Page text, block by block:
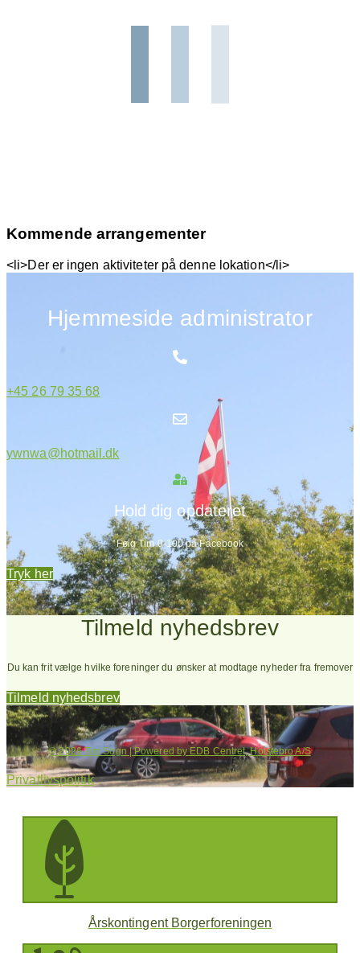
Kommende arrangementer
<li>Der er ingen aktiviteter på denne lokation</li>
Hjemmeside administrator
+45 26 79 35 68
ywnwa@hotmail.dk
Hold dig opdateret
Følg Tim 0-100 på Facebook
Tryk her
Tilmeld nyhedsbrev
Du kan frit vælge hvilke foreninger du ønsker at modtage nyheder fra fremover
Tilmeld nyhedsbrev
© 2026 Tim Sogn | Powered by EDB Centret, Holstebro A/S
Privatlivspolitik
Årskontingent Borgerforeningen